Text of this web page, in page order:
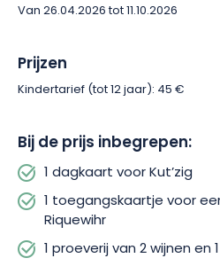
naar Colmar, wordt deze
kazen.
Van 26.04.2026 tot 11.10.2026
Prijzen
Kindertarief (tot 12 jaar): 45 €
Bij de prijs inbegrepen:
1 dagkaart voor Kut’zig
1 toegangskaartje voor
Riquewihr
1 proeverij van 2 wijnen en